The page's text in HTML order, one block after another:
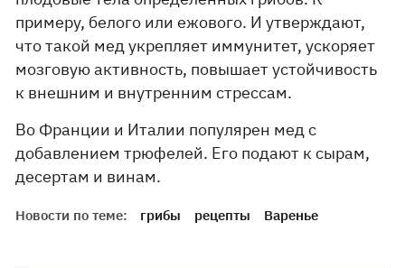
примеру, белого или ежового. И утверждают,
что такой мед укрепляет иммунитет, ускоряет
мозговую активность, повышает устойчивость
к внешним и внутренним стрессам.
Во Франции и Италии популярен мед с
добавлением трюфелей. Его подают к сырам,
десертам и винам.
Новости по теме: грибы рецепты Варенье